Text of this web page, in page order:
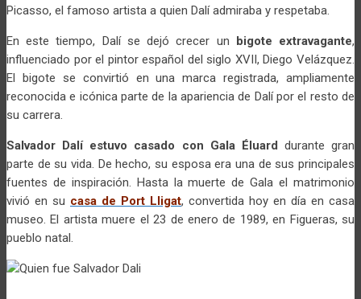
Picasso, el famoso artista a quien Dalí admiraba y respetaba.
En este tiempo, Dalí se dejó crecer un bigote extravagante,
influenciado por el pintor español del siglo XVII, Diego Velázquez.
El bigote se convirtió en una marca registrada, ampliamente
reconocida e icónica parte de la apariencia de Dalí por el resto de
su carrera.
Salvador Dalí estuvo casado con Gala Éluard durante gran
parte de su vida. De hecho, su esposa era una de sus principales
fuentes de inspiración. Hasta la muerte de Gala el matrimonio
vivió en su casa de Port Lligat, convertida hoy en día en casa
museo. El artista muere el 23 de enero de 1989, en Figueras, su
pueblo natal.